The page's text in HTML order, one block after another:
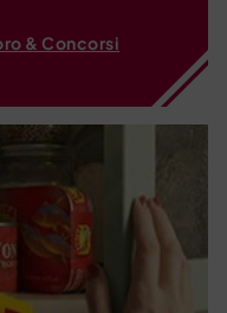
& Concorsi